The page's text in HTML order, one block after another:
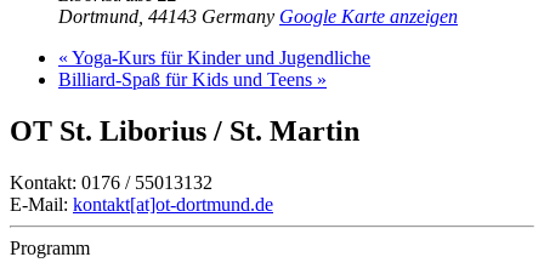
Dortmund 44143 Germany Google Karte anzeigen
« Yoga-Kurs für Kinder und Jugendliche
Billiard-Spaß für Kids und Teens »
OT St. Liborius / St. Martin
Kontakt: 0176 / 55013132
E-Mail: kontakt[at]ot-dortmund.de
Programm